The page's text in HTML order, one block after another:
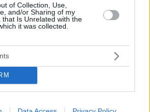
of Collection, Use,
and/or Sharing of my
that Is Unrelated with the
it was collected.
με drones σε 300 παραλίες
κατάληψης του αιγιαλού
Ιατρεία: Όταν η φροντίδα
αν βρίσκεστε